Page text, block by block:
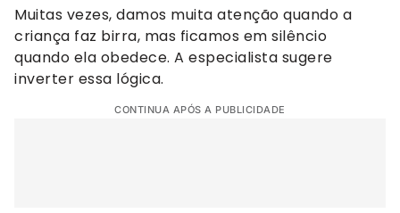
Muitas vezes, damos muita atenção quando a
criança faz birra, mas ficamos em silêncio
quando ela obedece. A especialista sugere
inverter essa lógica.
CONTINUA APÓS A PUBLICIDADE